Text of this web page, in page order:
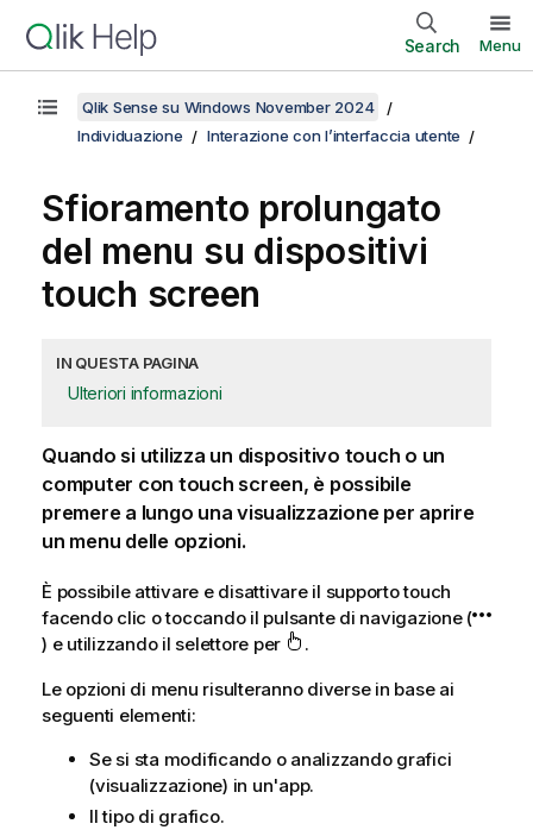
Search Menu
Qlik Sense su Windows November 2024
Individuazione
Interazione con l’interfaccia utente
Sfioramento prolungato
del menu su dispositivi
touch screen
IN QUESTA PAGINA
Ulteriori informazioni
Quando si utilizza un dispositivo touch o un
computer con touch screen, è possibile
premere a lungo una visualizzazione per aprire
un menu delle opzioni.
È possibile attivare e disattivare il supporto touch
facendo clic o toccando il pulsante di navigazione (
) e utilizzando il selettore per
.
Le opzioni di menu risulteranno diverse in base ai
seguenti elementi:
Se si sta modificando o analizzando grafici
(visualizzazione) in un'app.
Il tipo di grafico.